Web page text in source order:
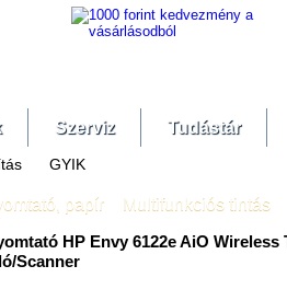
Szerviz Tudástár
GYIK
papír
Multifunkciós tintás
HP Envy 6122e AiO Wireless
Scanner